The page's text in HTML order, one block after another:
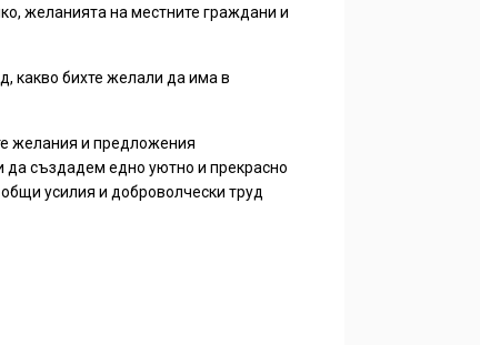
желанията на местните граждани и
какво бихте желали да има в
желания и предложения
да създадем едно уютно и прекрасно
усилия и доброволчески труд